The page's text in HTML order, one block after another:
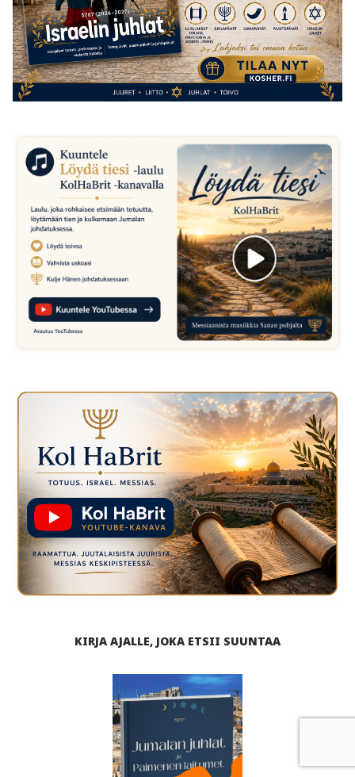
KIRJA AJALLE, JOKA ETSII SUUNTAA